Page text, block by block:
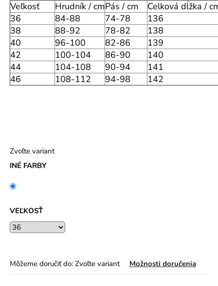
Veľkosť Hrudník / cmPás / cm
Celková dĺžka /
36
84-88 74-78
136
38
88-92 78-82
138
40
96-100 82-86
139
42
100-104 86-90
140
44
104-108 90-94
141
46
108-112 94-98 142
INÉ FARBY
VEĽKOSŤ
Môžeme doručiť do: Zvoľte variant Možnosti doručenia
Zvoľte variant